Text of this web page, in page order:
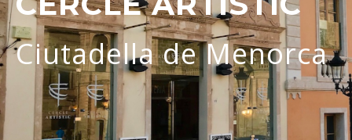
Ciutadella de Menorca